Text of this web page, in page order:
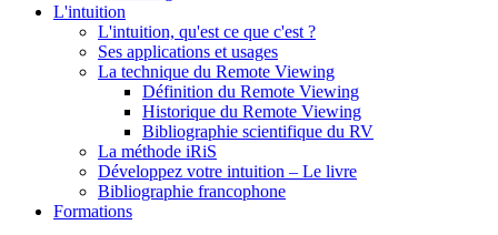
L'intuition
L'intuition, qu'est ce que c'est ?
Ses applications et usages
La technique du Remote Viewing
Définition du Remote Viewing
Historique du Remote Viewing
Bibliographie scientifique du RV
La méthode iRiS
Développez votre intuition – Le livre
Bibliographie francophone
Formations